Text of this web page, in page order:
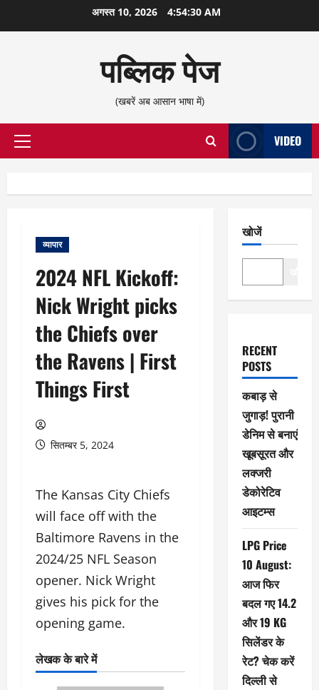
सामग्री
अगस्त 10, 2026 4:54:31 AM
पब्लिक पेज
(खबरें अब आसान भाषा में)
प्राथमिक
VIDEO
व्यापार
2024 NFL Kickoff:
Nick Wright picks
the Chiefs over
the Ravens | First
Things First
सितम्बर 5, 2024
The Kansas City Chiefs
will face off with the
Baltimore Ravens in the
2024/25 NFL Season
opener. Nick Wright
gives his pick for the
opening game.
लेखक के बारे में
खोजें
RECENT
POSTS
कबाड़ से
जुगाड़! पुरानी
डेनिम से बनाएं
खूबसूरत और
लक्जरी
डेकोरेटिव
आइटम्स
LPG Price
10 August:
आज फिर
बदल गए 14.2
और 19 KG
सिलेंडर के
रेट? चेक करें
दिल्ली से